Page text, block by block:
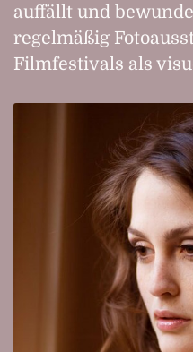
auffällt und
regelmäßig
Filmfestivals als